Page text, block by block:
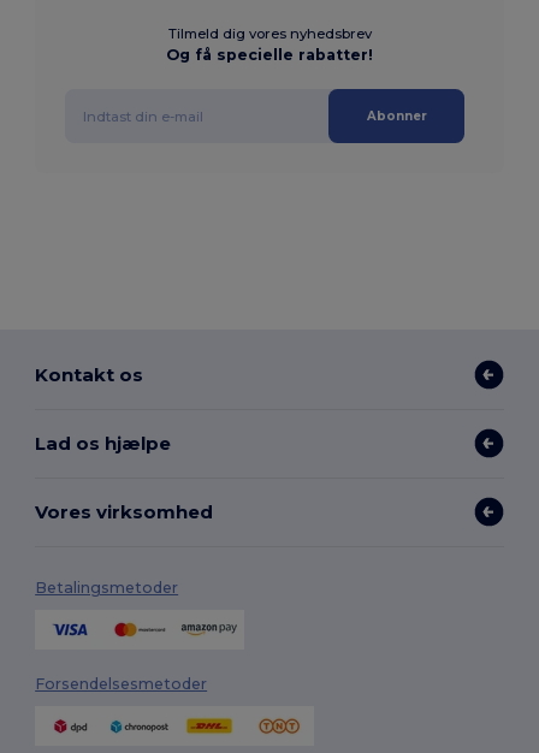
Tilmeld dig vores nyhedsbrev
Og få specielle rabatter!
Abonner
Kontakt os
Lad os hjælpe
Vores virksomhed
Betalingsmetoder
Forsendelsesmetoder